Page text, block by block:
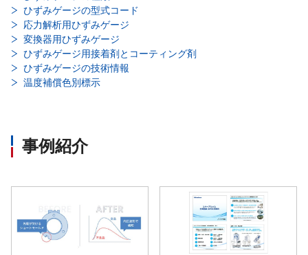
ひずみゲージの型式コード
応力解析用ひずみゲージ
変換器用ひずみゲージ
ひずみゲージ用接着剤とコーティング剤
ひずみゲージの技術情報
温度補償色別標示
事例紹介